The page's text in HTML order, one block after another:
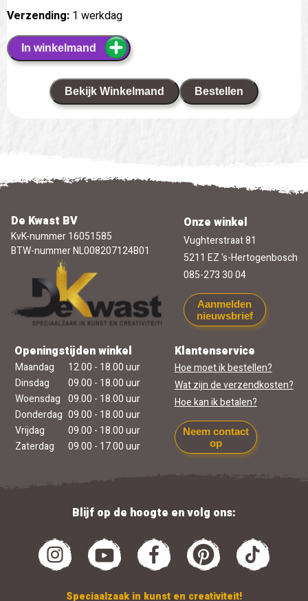
Verzending: 1 werkdag
In winkelmand
Bekijk Winkelmand Bestellen
De Kwast BV
KvK-nummer 16051585
BTW-nummer NL008207124B01
Onze winkel
Vughterstraat 81
5211 EZ 's-Hertogenbosch
085-273 30 04
Aanmelden
nieuwsbrief
Openingstijden winkel
Maandag
12.00 - 18.00 uur
Dinsdag
09.00 - 18.00 uur
Woensdag 09.00 - 18.00 uur
Donderdag 09.00 - 18.00 uur
Vrijdag
09.00 - 18.00 uur
Zaterdag
09.00 - 17.00 uur
Klantenservice
Hoe moet ik bestellen?
Wat zijn de verzendkosten?
Hoe kan ik betalen?
Neem contact
op
Blijf op de hoogte en volg ons:
Speciaalzaak in kunst en creativiteit!